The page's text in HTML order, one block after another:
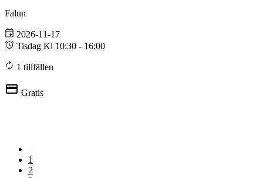
Falun
2026-11-17
Tisdag Kl 10:30 - 16:00
1 tillfällen
Gratis
1
2